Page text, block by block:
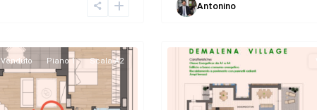
Antonino
Venduto Piano 1 Scala A2